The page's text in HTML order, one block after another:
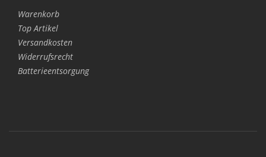
Warenkorb
Top Artikel
Versandkosten
Widerrufsrecht
Batterieentsorgung